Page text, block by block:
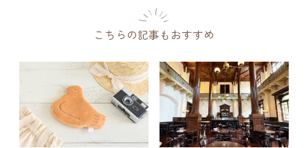
こちらの記事もおすすめ